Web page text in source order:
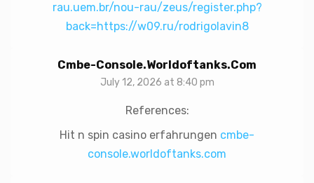
rau.uem.br/nou-rau/zeus/register.php?
back=https://w09.ru/rodrigolavin8
Cmbe-Console.worldoftanks.com
July 12, 2026 at 8:40 pm
References:
Hit n spin casino erfahrungen cmbe-
console.worldoftanks.com